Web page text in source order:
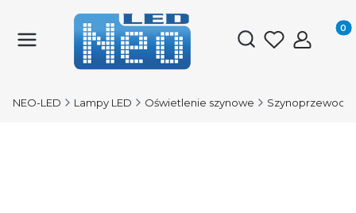
Otwórz
NEO-LED Lampy LED Oświetlenie szynowe Szynoprzewody